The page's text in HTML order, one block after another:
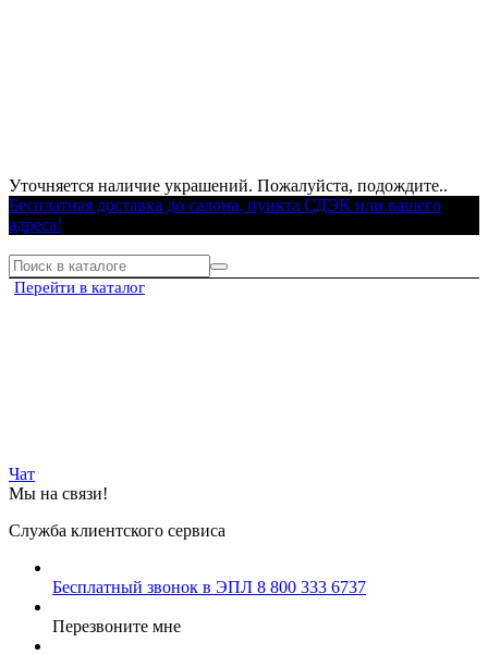
Уточняется наличие украшений. Пожалуйста, подождите..
Бесплатная доставка до салона, пункта СДЭК или вашего
адреса!
Перейти в каталог
Чат
Мы на связи!
Служба клиентского сервиса
Бесплатный звонок в ЭПЛ 8 800 333 6737
Перезвоните мне